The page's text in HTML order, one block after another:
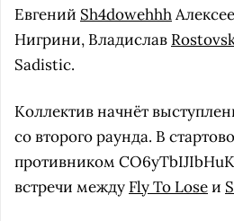
Евгений Sh4dowehhh
Нигрини, Владислав
Sadistic.
Коллектив начнёт
со второго раунда. В
противником
встречи между Fly To Loseи